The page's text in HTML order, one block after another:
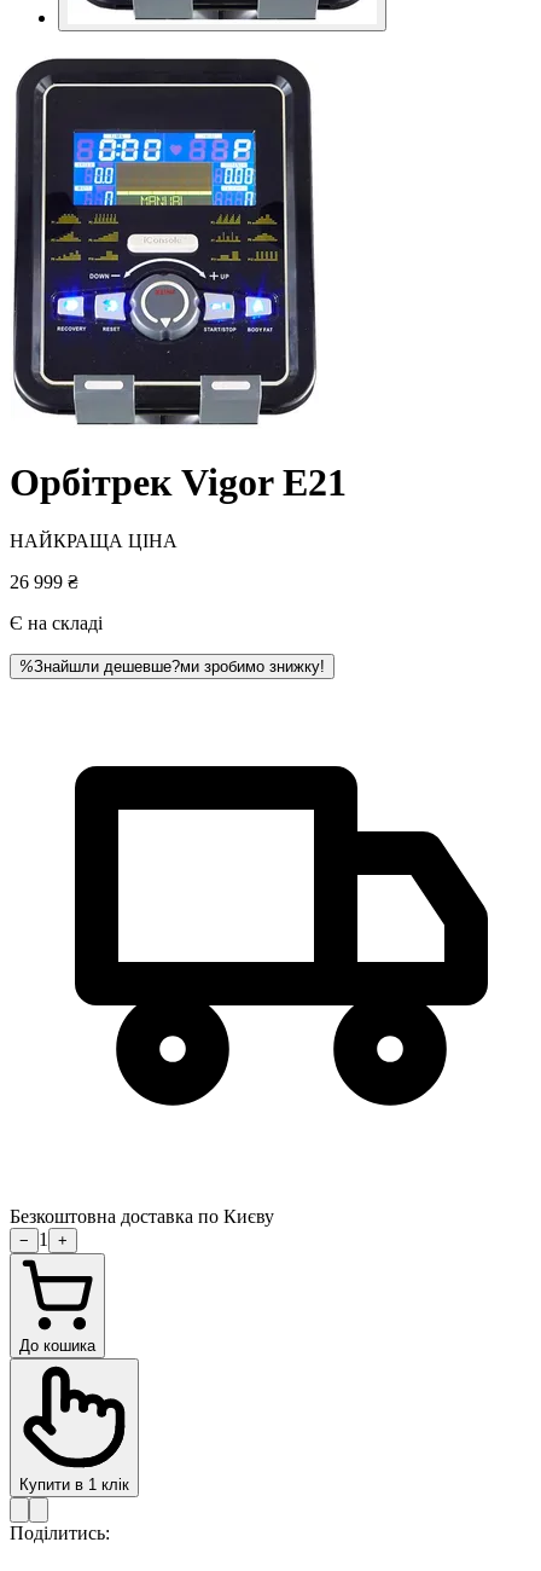
Орбітрек Vigor E21
НАЙКРАЩА ЦІНА
26 999 ₴
Є на складі
%Знайшли дешевше?ми зробимо знижку!
Безкоштовна доставка по Києву
− 1 +
До кошика
Купити в 1 клік
Поділитись: